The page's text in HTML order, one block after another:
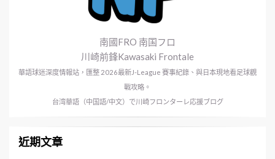
南國FRO 南国フロ
川崎前鋒Kawasaki Frontale
華語球迷深度情報站，匯整 2026最新J-League 賽事紀錄、與日本現地看足球觀
戰攻略。
台湾華語（中国語/中文）で川崎フロンターレ応援ブログ
近期文章